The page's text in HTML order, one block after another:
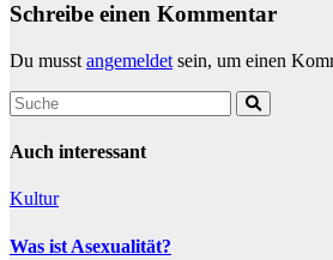
Schreibe einen Kommentar
Du musst angemeldet sein, um einen
Auch interessant
Kultur
Was ist Asexualität?